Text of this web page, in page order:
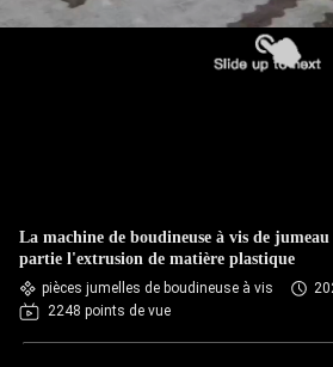
La machine de boudineuse à vis de
partie l'extrusion de matière plastique
pièces jumelles de boudineuse à vis
2248 points de vue